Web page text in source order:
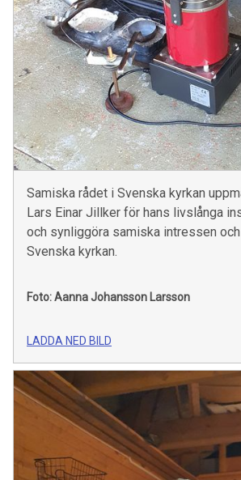
Samiska rådet i Svenska kyrkan
Lars Einar Jillker för hans livslånga
och synliggöra samiska intressen
Svenska kyrkan.
Foto: Aanna Johansson Larsson
LADDA NED BILD